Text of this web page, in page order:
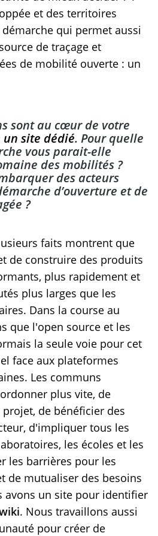
et des territoires
qui permet aussi
de traçage et
de mobilité ouverte : un
sont au cœur de votre
un site dédié. Pour quelle
vous parait-elle
des mobilités ?
des acteurs
d’ouverture et de
?
faits montrent que
de construire des produits
plus rapidement et
plus larges que les
Dans la course au
que l'open source et les
la seule voie pour cet
face aux plateformes
Les communs
plus vite, de
de bénéficier des
d'impliquer tous les
les écoles et les
les barrières pour les
de mutualiser des besoins
avons un site pour identifier
. Nous travaillons aussi
pour créer de